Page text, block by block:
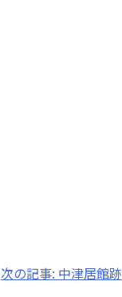
次の記事: 中津居館跡